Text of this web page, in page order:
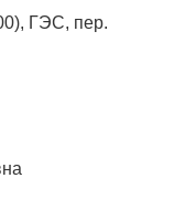
), ГЭС, пер.